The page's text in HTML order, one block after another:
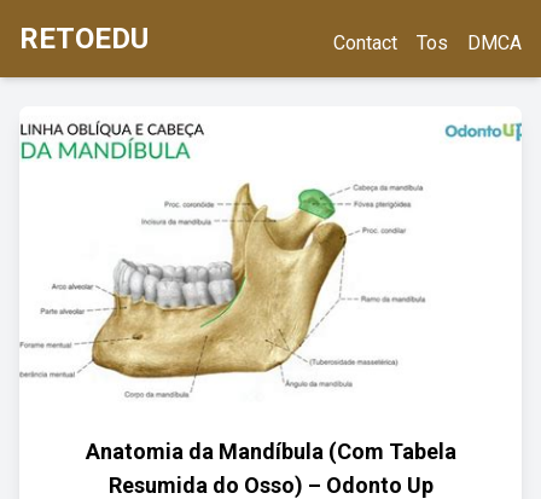
RETOEDU Contact Tos DMCA
Anatomia da Mandíbula (Com Tabela
Resumida do Osso) – Odonto Up